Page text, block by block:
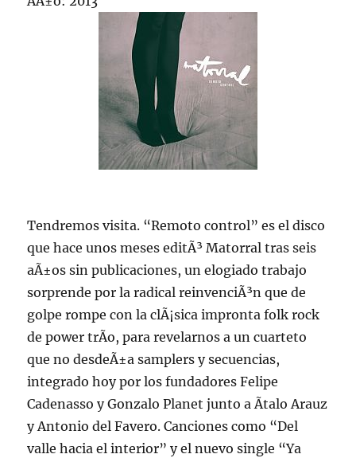
Tendremos visita. “Remoto control” es el disco
que hace unos meses editÃ³ Matorral tras seis
aÃ±os sin publicaciones, un elogiado trabajo
sorprende por la radical reinvenciÃ³n que de
golpe rompe con la clÃ¡sica impronta folk rock
de power trÃ­o, para revelarnos a un cuarteto
que no desdeÃ±a samplers y secuencias,
integrado hoy por los fundadores Felipe
Cadenasso y Gonzalo Planet junto a Ãtalo Arauz
y Antonio del Favero. Canciones como “Del
valle hacia el interior” y el nuevo single “Ya